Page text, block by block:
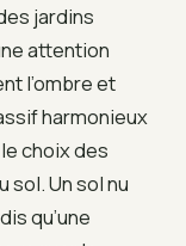
jardins
attention
l’ombre et
harmonieux
choix des
sol. Un sol nu
qu’une